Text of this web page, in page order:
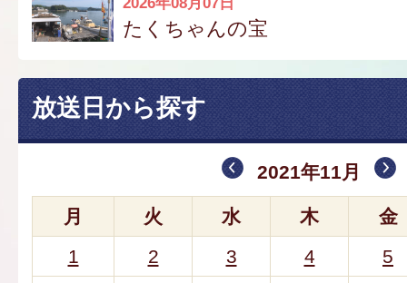
たくちゃんの宝
放送日から探す
2021年11月
月 火 水 木
金
1
2 3 4
5